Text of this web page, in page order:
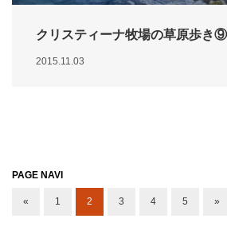
クリスティーナ牧場の草原歩き
2015.11.03
PAGE NAVI
« 1 2 3 4 5 »